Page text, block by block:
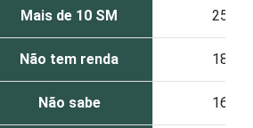
Mais de 10 SM 25
Não tem renda 18
Não sabe 16